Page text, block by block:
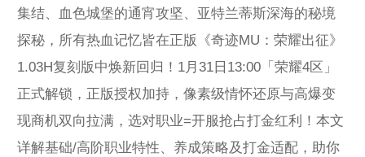
集结、血色城堡的通宵攻坚、亚特兰蒂斯深海的秘境
探秘，所有热血记忆皆在正版《奇迹MU：荣耀出征》
1.03H复刻版中焕新回归！1月31日13:00「荣耀4区」
正式解锁，正版授权加持，像素级情怀还原与高爆变
现商机双向拉满，选对职业=开服抢占打金红利！本文
详解基础/高阶职业特性、养成策略及打金适配，助你